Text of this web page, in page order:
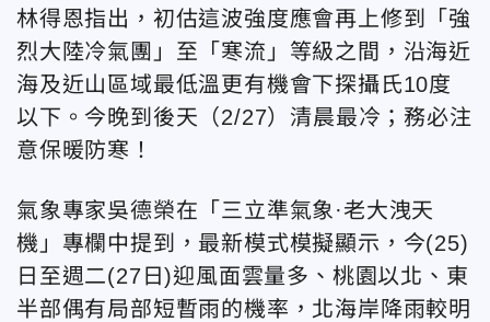
林得恩指出，初估這波強度應會再上修到「強
烈大陸冷氣團」至「寒流」等級之間，沿海近
海及近山區域最低溫更有機會下探攝氏10度
以下。今晚到後天（2/27）清晨最冷；務必注
意保暖防寒！
氣象專家吳德榮在「三立準氣象·老大洩天
機」專欄中提到，最新模式模擬顯示，今(25)
日至週二(27日)迎風面雲量多、桃園以北、東
半部偶有局部短暫雨的機率，北海岸降雨較明